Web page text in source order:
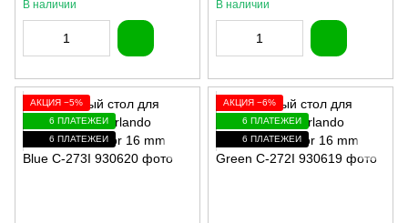
В наличии В наличии
АКЦИЯ −5%
6 ПЛАТЕЖЕЙ
6 ПЛАТЕЖЕЙ
АКЦИЯ −6%
6 ПЛАТЕЖЕЙ
6 ПЛАТЕЖЕЙ